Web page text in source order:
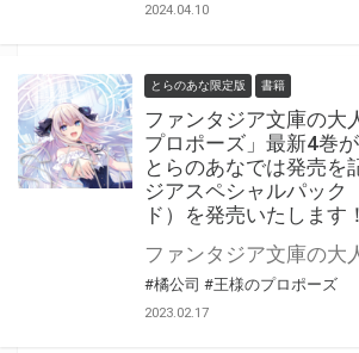
2024.04.10
とらのあな限定版 書籍
ファンタジア文庫の大
プロポーズ」最新4巻
とらのあなでは発売を
ジアスペシャルパック
ド）を発売いたします！
#橘公司 #王様のプロポーズ
2023.02.17